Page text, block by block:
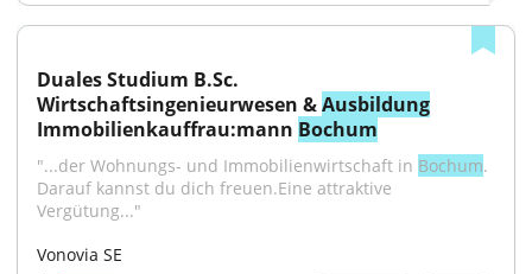
Duales Studium B.Sc.
Wirtschaftsingenieurwesen & Ausbildung
Immobilienkauffrau:mann Bochum
"...der Wohnungs- und Immobilienwirtschaft in Bochum.
Darauf kannst du dich freuen.Eine attraktive
Vergütung..."
Vonovia SE